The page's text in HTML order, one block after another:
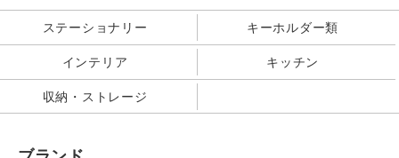
ステーショナリー キーホルダー類
インテリア キッチン
収納・ストレージ